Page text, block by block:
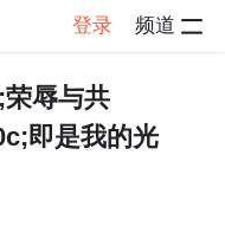
登录 频道
帖子详情
辱与共
即是我的光